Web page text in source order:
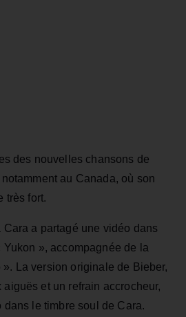
des nouvelles chansons de
au Canada, où son
très fort.
Cara a partagé une vidéo dans
Yukon », accompagnée de la
». La version originale de Bieber,
et un refrain accrocheur,
dans le timbre soul de Cara.